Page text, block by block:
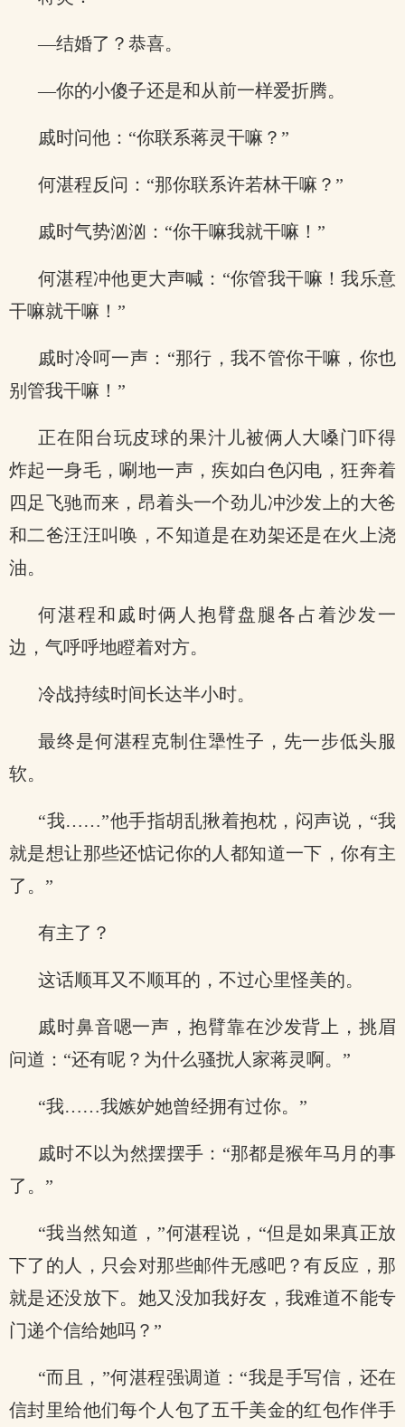
—结婚了？恭喜。
—你的小傻子还是和从前一样爱折腾。
戚时问他：“你联系蒋灵干嘛？”
何湛程反问：“那你联系许若林干嘛？”
戚时气势汹汹：“你干嘛我就干嘛！”
何湛程冲他更大声喊：“你管我干嘛！我乐意
干嘛就干嘛！”
戚时冷呵一声：“那行，我不管你干嘛，你也
别管我干嘛！”
正在阳台玩皮球的果汁儿被俩人大嗓门吓得
炸起一身毛，唰地一声，疾如白色闪电，狂奔着
四足飞驰而来，昂着头一个劲儿冲沙发上的大爸
和二爸汪汪叫唤，不知道是在劝架还是在火上浇
油。
何湛程和戚时俩人抱臂盘腿各占着沙发一
边，气呼呼地瞪着对方。
冷战持续时间长达半小时。
最终是何湛程克制住犟性子，先一步低头服
软。
“我……”他手指胡乱揪着抱枕，闷声说，“我
就是想让那些还惦记你的人都知道一下，你有主
了。”
有主了？
这话顺耳又不顺耳的，不过心里怪美的。
戚时鼻音嗯一声，抱臂靠在沙发背上，挑眉
问道：“还有呢？为什么骚扰人家蒋灵啊。”
“我……我嫉妒她曾经拥有过你。”
戚时不以为然摆摆手：“那都是猴年马月的事
了。”
“我当然知道，”何湛程说，“但是如果真正放
下了的人，只会对那些邮件无感吧？有反应，那
就是还没放下。她又没加我好友，我难道不能专
门递个信给她吗？”
“而且，”何湛程强调道：“我是手写信，还在
信封里给他们每个人包了五千美金的红包作伴手